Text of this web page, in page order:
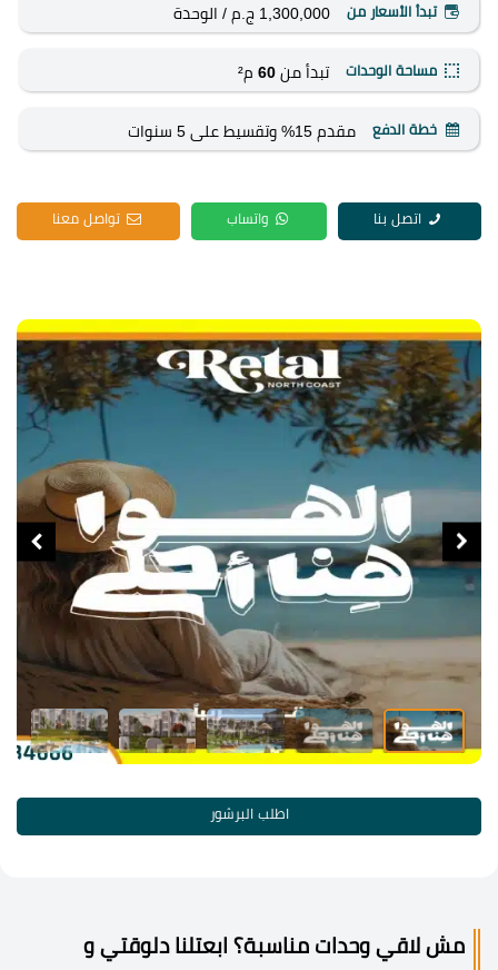
تبدأ الأسعار من 1,300,000 ج.م / الوحدة
مساحة الوحدات تبدأ من 60م²
خطة الدفع مقدم 15% وتقسيط على 5 سنوات
اتصل بنا واتساب تواصل معنا
اطلب البرشور
مش لاقي وحدات مناسبة؟ ابعتلنا دلوقتي و